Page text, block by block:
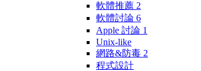
軟體推薦 2
軟體討論 6
Apple 討論 1
Unix-like
網路&防毒 2
程式設計